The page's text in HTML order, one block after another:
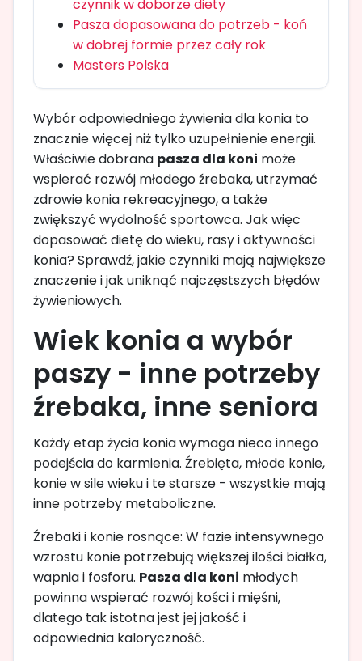
czynnik w doborze diety
Pasza dopasowana do potrzeb - koń
w dobrej formie przez cały rok
Masters Polska
Wybór odpowiedniego żywienia dla konia to
znacznie więcej niż tylko uzupełnienie energii.
Właściwie dobrana pasza dla koni może
wspierać rozwój młodego źrebaka, utrzymać
zdrowie konia rekreacyjnego, a także
zwiększyć wydolność sportowca. Jak więc
dopasować dietę do wieku, rasy i aktywności
konia? Sprawdź, jakie czynniki mają największe
znaczenie i jak uniknąć najczęstszych błędów
żywieniowych.
Wiek konia a wybór
paszy - inne potrzeby
źrebaka, inne seniora
Każdy etap życia konia wymaga nieco innego
podejścia do karmienia. Źrebięta, młode konie,
konie w sile wieku i te starsze - wszystkie mają
inne potrzeby metaboliczne.
Źrebaki i konie rosnące: W fazie intensywnego
wzrostu konie potrzebują większej ilości białka,
wapnia i fosforu. Pasza dla koni młodych
powinna wspierać rozwój kości i mięśni,
dlatego tak istotna jest jej jakość i
odpowiednia kaloryczność.